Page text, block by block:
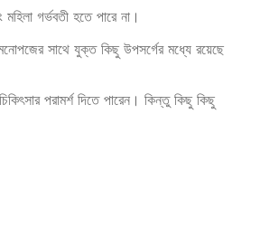
গর্ভবতী হতে পারে না।
সাথে যুক্ত কিছু উপসর্গের মধ্যে রয়েছে
পরামর্শ দিতে পারেন। কিন্তু কিছু কিছু